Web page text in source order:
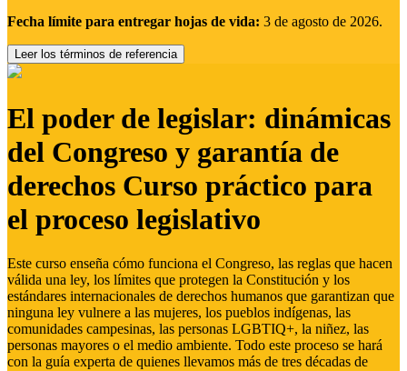
Fecha límite para entregar hojas de vida: 3 de agosto de 2026.
Leer los términos de referencia
El poder de legislar: dinámicas
del Congreso y garantía de
derechos Curso práctico para
el proceso legislativo
Este curso enseña cómo funciona el Congreso, las reglas que hacen
válida una ley, los límites que protegen la Constitución y los
estándares internacionales de derechos humanos que garantizan que
ninguna ley vulnere a las mujeres, los pueblos indígenas, las
comunidades campesinas, las personas LGBTIQ+, la niñez, las
personas mayores o el medio ambiente. Todo este proceso se hará
con la guía experta de quienes llevamos más de tres décadas de